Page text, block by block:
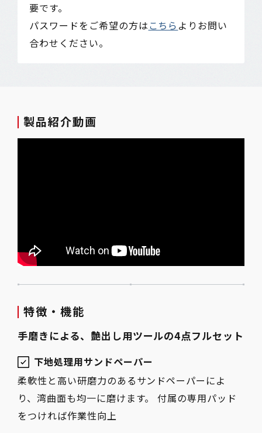
要です。
パスワードをご希望の方は こちら よりお問い
合わせください。
製品紹介動画
特徴・機能
手磨きによる、艶出し用ツールの4点フルセット
下地処理用サンドペーパー
柔軟性と高い研磨力のあるサンドペーパーによ
り、湾曲面も均一に磨けます。 付属の専用パッド
をつければ作業性向上